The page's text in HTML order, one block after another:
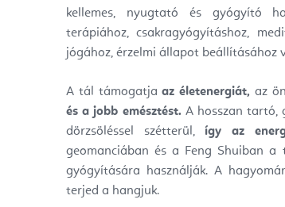
kellemes, nyugtató és gyógyító
terápiához, csakragyógyításhoz,
jógához, érzelmi állapot beállításához
A tál támogatjaaz életenergiát, az
és a jobb emésztést. A hosszan tartó,
dörzsöléssel szétterül,így az
geomanciában és a Feng Shuiban
gyógyítására használják. A
terjed a hangjuk.